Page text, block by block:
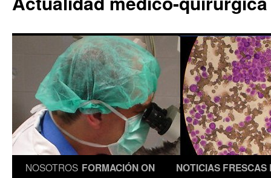
NOSOTROS FORMACIÓN ON
NOTICIAS FRESCAS